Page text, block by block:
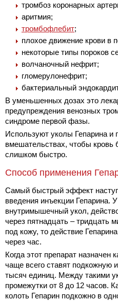
тромбоз коронарных
аритмия;
тромбофлебит;
плохое движение крови в
некоторые типы пороков
волчаночный нефрит;
гломерулонефрит;
бактериальный
В уменьшенных дозах это
предупреждения венозных
синдроме первой фазы.
Используют уколы Гепарина и
вмешательствах, чтобы кровь
слишком быстро.
Способ применения
Самый быстрый эффект
введения инъекции Гепарина.
внутримышечный укол,
через пятнадцать – тридцать
под кожу, то действие
через час.
Когда этот препарат назначен
чаще всего ставят подкожную
тысяч единиц. Между такими
промежутки от 8 до 12 часов.
колоть Гепарин подкожно в